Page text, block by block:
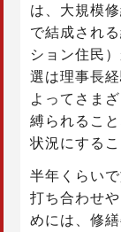
は、大規模
で結成され
ション住民
選は理事長
よってさま
縛られるこ
状況にする
半年くらい
打ち合わせ
めには、修